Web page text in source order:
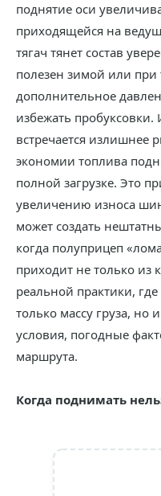
поднятие оси
приходящейся на
тягач тянет состав
полезен зимой или при
дополнительное
избежать пробуксовки.
встречается излишнее
экономии топлива
полной загрузке. Это
увеличению износа
может создать
когда полуприцеп
приходит не только из
реальной практики,
только массу груза,
условия, погодные
маршрута.
Когда поднимать